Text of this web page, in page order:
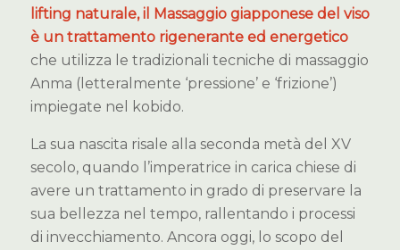
lifting naturale, il Massaggio giapponese del viso
è un trattamento rigenerante ed energetico
che utilizza le tradizionali tecniche di massaggio
Anma (letteralmente ‘pressione’ e ‘frizione’)
impiegate nel kobido.
La sua nascita risale alla seconda metà del XV
secolo, quando l’imperatrice in carica chiese di
avere un trattamento in grado di preservare la
sua bellezza nel tempo, rallentando i processi
di invecchiamento. Ancora oggi, lo scopo del